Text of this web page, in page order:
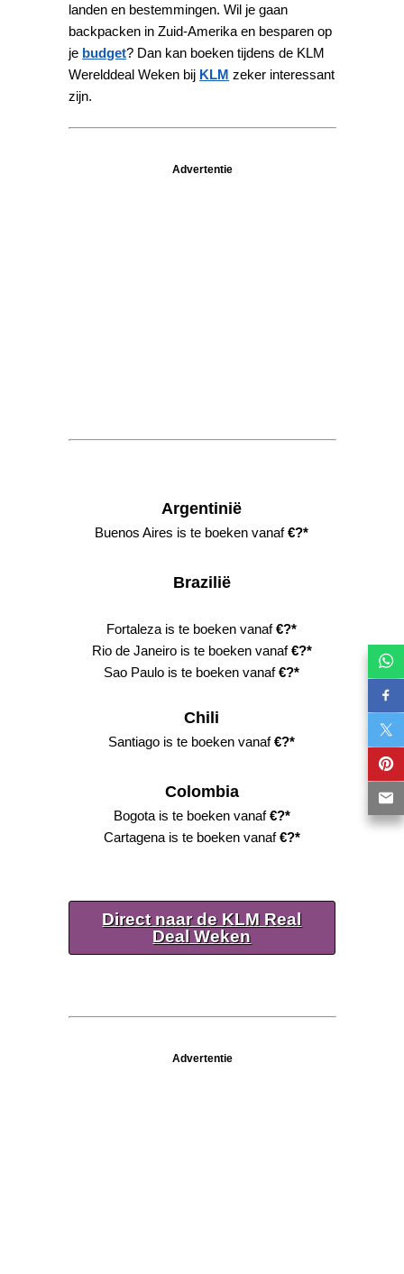
landen en bestemmingen. Wil je gaan
backpacken in Zuid-Amerika en besparen op
je budget? Dan kan boeken tijdens de KLM
Werelddeal Weken bij KLM zeker interessant
zijn.
Advertentie
Argentinië
Buenos Aires iste boeken vanaf€?*
Brazilië
Fortaleza is te boeken vanaf€?*
Rio de Janeiro is te boeken vanaf €?*
Sao Paulo is te boeken vanaf €?*
Chili
Santiago iste boeken vanaf €?*
Colombia
Bogota is te boeken vanaf €?*
Cartagena is te boeken vanaf€?*
Direct naar de KLM Real
Deal Weken
Advertentie